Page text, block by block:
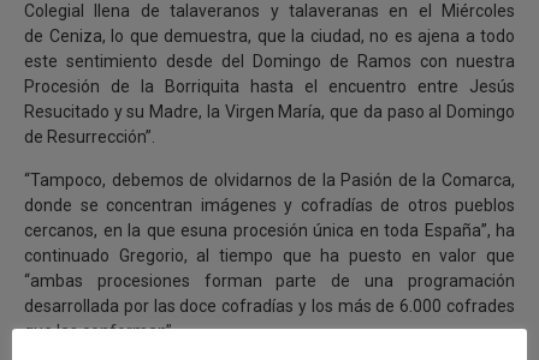
Colegial llena de talaveranos y talaveranas en el Miércoles
de Ceniza, lo que demuestra, que la ciudad, no es ajena a todo
este sentimiento desde del Domingo de Ramos con nuestra
Procesión de la Borriquita hasta el encuentro entre Jesús
Resucitado y su Madre, la Virgen María, que da paso al Domingo
de Resurrección”.
“Tampoco, debemos de olvidarnos de la Pasión de la Comarca,
donde se concentran imágenes y cofradías de otros pueblos
cercanos, en la que esuna procesión única en toda España”, ha
continuado Gregorio, al tiempo que ha puesto en valor que
“ambas procesiones forman parte de una programación
desarrollada por las doce cofradías y los más de 6.000 cofrades
que las conforman”.